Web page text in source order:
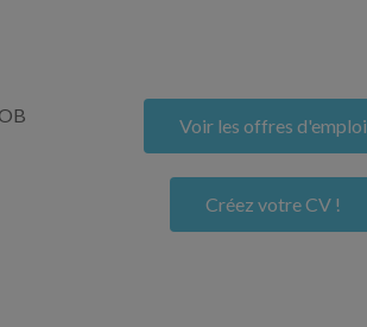
Voir les offres d'emploi
Créez votre CV !